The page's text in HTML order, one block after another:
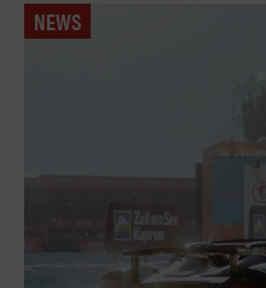
NEWS